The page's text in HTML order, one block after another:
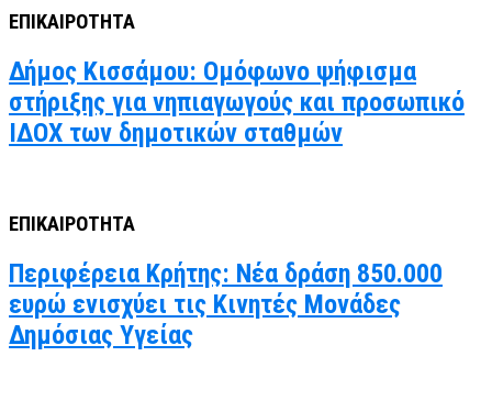
ΕΠΙΚΑΙΡΟΤΗΤΑ
Δήμος Κισσάμου: Ομόφωνο ψήφισμα
στήριξης για νηπιαγωγούς και προσωπικό
ΙΔΟΧ των δημοτικών σταθμών
ΕΠΙΚΑΙΡΟΤΗΤΑ
Περιφέρεια Κρήτης: Νέα δράση 850.000
ευρώ ενισχύει τις Κινητές Μονάδες
Δημόσιας Υγείας